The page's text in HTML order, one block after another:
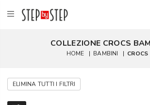
COLLEZIONE CROCS
HOME | BAMBINI | CROCS
ELIMINA TUTTI I FILTRI